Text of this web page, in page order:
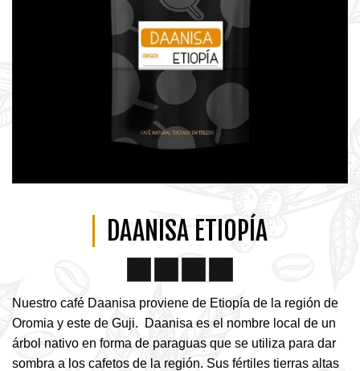
DAANISA ETIOPÍA
Nuestro café Daanisa proviene de Etiopía de la región de
Oromia y este de Guji. Daanisa es el nombre local de un
árbol nativo en forma de paraguas que se utiliza para dar
sombra a los cafetos de la región. Sus fértiles tierras altas